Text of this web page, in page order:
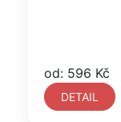
od: 596 Kč
DETAIL